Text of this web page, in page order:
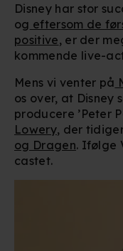
Disney har stor
og eftersom de
positive, er der
kommende live-
Mens vi venter på
os over, at Disney
producere ’Peter
Lowery, der
og Dragen. Ifølge
castet.